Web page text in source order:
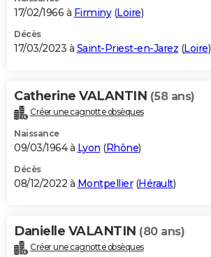
17/02/1966 à Firminy(Loire)
Décès
17/03/2023 à Saint-Priest-en-Jarez (Loire)
Catherine VALANTIN (58 ans)
Créer une cagnotte obsèques
Naissance
09/03/1964 à Lyon (Rhône)
Décès
08/12/2022 à Montpellier(Hérault)
Danielle VALANTIN (80 ans)
Créer une cagnotte obsèques